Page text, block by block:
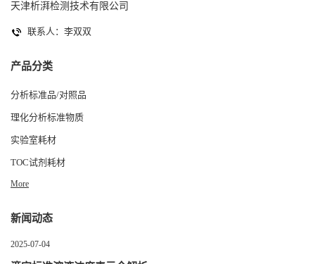
天津析湃检测技术有限公司
联系人：李双双
产品分类
分析标准品/对照品
理化分析标准物质
实验室耗材
TOC试剂耗材
More
新闻动态
2025-07-04